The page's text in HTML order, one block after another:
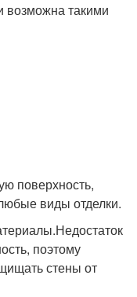
возможна такими
поверхность,
виды отделки.
поэтому
стены от